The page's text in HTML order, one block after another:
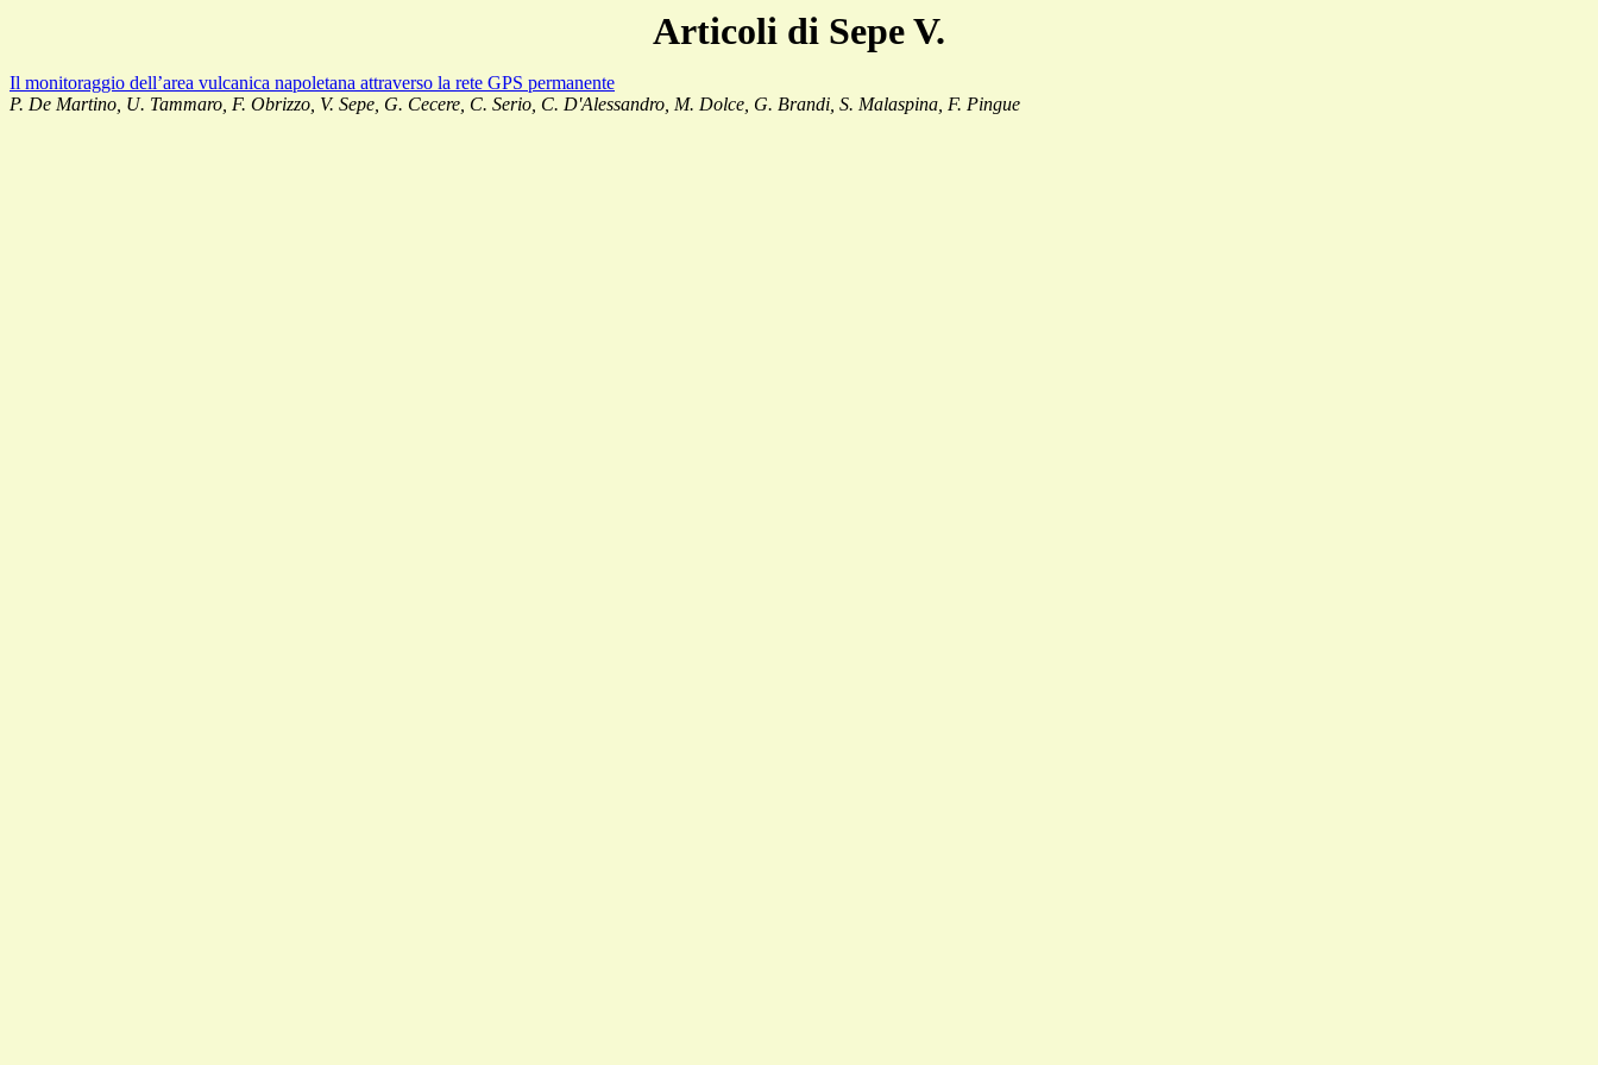
Articoli di Sepe V.
Il monitoraggio dell’area vulcanica napoletana attraverso la rete GPS permanente
P. De Martino, U. Tammaro, F. Obrizzo, V. Sepe, G. Cecere, C. Serio, C. D'Alessandro, M. Dolce, G. Brandi, S. Malaspina, F. Pingue